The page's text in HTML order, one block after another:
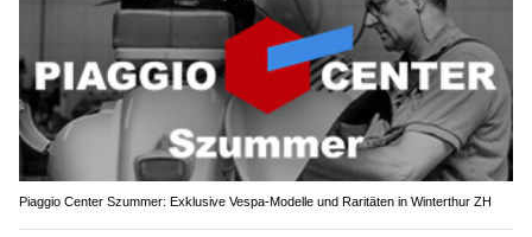
Piaggio Center Szummer: Exklusive Vespa-Modelle und Raritäten in Winterthur ZH